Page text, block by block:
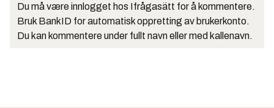
Du må være innlogget hos Ifrågasätt for å kommentere.
Bruk BankID for automatisk oppretting av brukerkonto.
Du kan kommentere under fullt navn eller med kallenavn.